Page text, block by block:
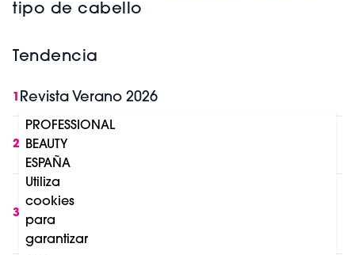
tipo de cabello
Tendencia
1 Revista Verano 2026
2
IA y belleza profesional: lo que cambia en
Europa a partir de Agosto 2026
3
8 razones por las que la luz roja se está
convirtiendo en una tendencia de salud,
longevidad y belleza
PROFESSIONAL
BEAUTY
ESPAÑA
Utiliza
cookies
para
garantizar